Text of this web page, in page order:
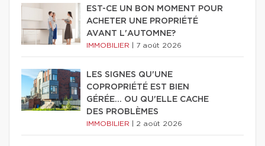
EST-CE UN BON MOMENT POUR
ACHETER UNE PROPRIÉTÉ
AVANT L'AUTOMNE?
IMMOBILIER 7 août 2026
LES SIGNES QU'UNE
COPROPRIÉTÉ EST BIEN
GÉRÉE… OU QU'ELLE CACHE
DES PROBLÈMES
IMMOBILIER 2 août 2026